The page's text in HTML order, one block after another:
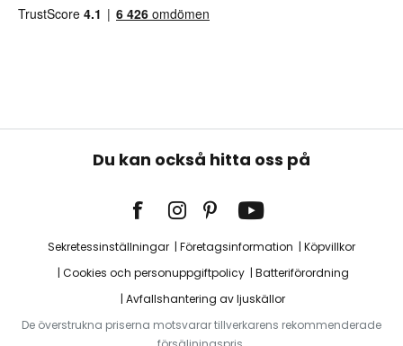
Du kan också hitta oss på
Sekretessinställningar Företagsinformation
Köpvillkor
Cookies och personuppgiftpolicy
Batteriförordning
Avfallshantering av ljuskällor
De överstrukna priserna motsvarar tillverkarens rekommenderade